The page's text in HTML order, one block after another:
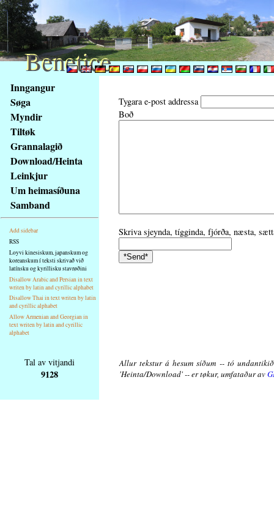
obsah
stránky
Klávesové
zkratky
tomto
webu
základní
Hlavní
strana
Inngangur
Søga
Myndir
Tiltøk
Grannalagið
Download/Heinta
Leinkjur
Um heimasíðuna
Samband
Add sidebar
RSS
Loyvi kinesiskum, japanskum og
koreanskum í teksti skrivað við
latínsku og kyrillisku stavrøðini
Disallow Arabic and Persian in text
writen by latin and cyrillic alphabet
Disallow Thai in text writen by latin
and cyrillic alphabet
Allow Armenian and Georgian in
text writen by latin and cyrillic
alphabet
Tygara e-post addressa
Boð
Skriva sjeynda, tígginda, fjórða, næsta,
Tal av vitjandi
9128
Allur tekstur á hesum síðum -- tó
'Heinta/Download' -- er tøkur, umfataður av
Benetice
Benetice